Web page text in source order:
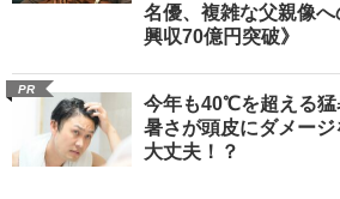
名優、複雑な父親像
興収70億円突破》
PR
今年も40℃を超える猛
暑さが頭皮にダメー
大丈夫！？